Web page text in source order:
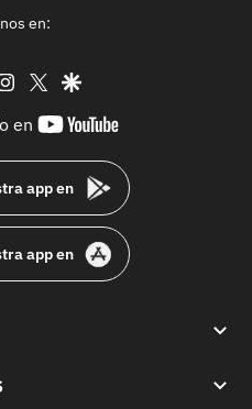
en:
instagram
twittergoogle
en
youtube-
app en
app en